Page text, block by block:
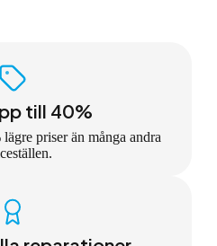
till 40%
priser än många andra